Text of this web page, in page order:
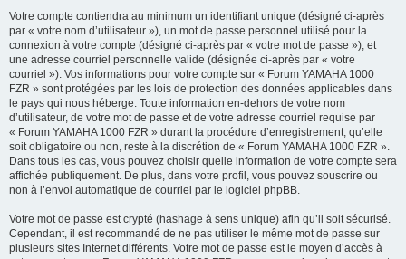
Votre compte contiendra au minimum un identifiant unique (désigné ci-après
par « votre nom d’utilisateur »), un mot de passe personnel utilisé pour la
connexion à votre compte (désigné ci-après par « votre mot de passe »), et
une adresse courriel personnelle valide (désignée ci-après par « votre
courriel »). Vos informations pour votre compte sur « Forum YAMAHA 1000
FZR » sont protégées par les lois de protection des données applicables dans
le pays qui nous héberge. Toute information en-dehors de votre nom
d’utilisateur, de votre mot de passe et de votre adresse courriel requise par
« Forum YAMAHA 1000 FZR » durant la procédure d’enregistrement, qu’elle
soit obligatoire ou non, reste à la discrétion de « Forum YAMAHA 1000 FZR ».
Dans tous les cas, vous pouvez choisir quelle information de votre compte sera
affichée publiquement. De plus, dans votre profil, vous pouvez souscrire ou
non à l’envoi automatique de courriel par le logiciel phpBB.
Votre mot de passe est crypté (hashage à sens unique) afin qu’il soit sécurisé.
Cependant, il est recommandé de ne pas utiliser le même mot de passe sur
plusieurs sites Internet différents. Votre mot de passe est le moyen d’accès à